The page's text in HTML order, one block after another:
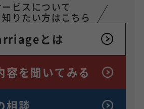
ービスについて
りたい方はこちら
とは
容を聞いてみる
相談